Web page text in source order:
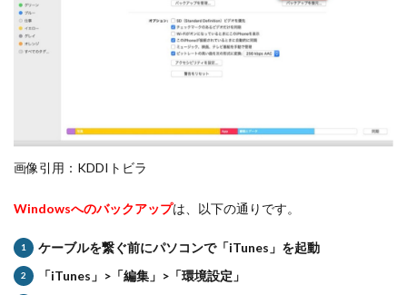
画像引用：KDDIトビラ
Windowsへのバックアップは、以下の通りです。
ケーブルを繋ぐ前にパソコンで「iTunes」を起動
「iTunes」>「編集」>「環境設定」